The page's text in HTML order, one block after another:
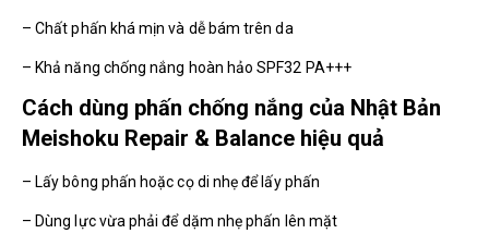
– Chất phấn khá mịn và dễ bám trên da
– Khả năng chống nắng hoàn hảo SPF32 PA+++
Cách dùng phấn chống nắng của Nhật Bản
Meishoku Repair & Balance hiệu quả
– Lấy bông phấn hoặc cọ di nhẹ để lấy phấn
– Dùng lực vừa phải để dặm nhẹ phấn lên mặt